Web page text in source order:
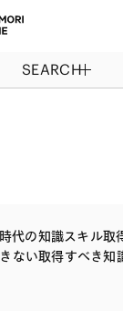
SEARCH
代の知識スキル取
ない取得すべき知